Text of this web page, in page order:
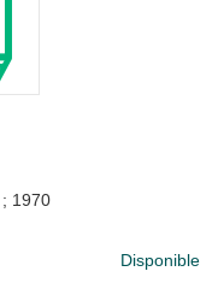
; 1970
Disponible